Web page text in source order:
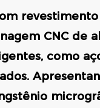
CNC de
como